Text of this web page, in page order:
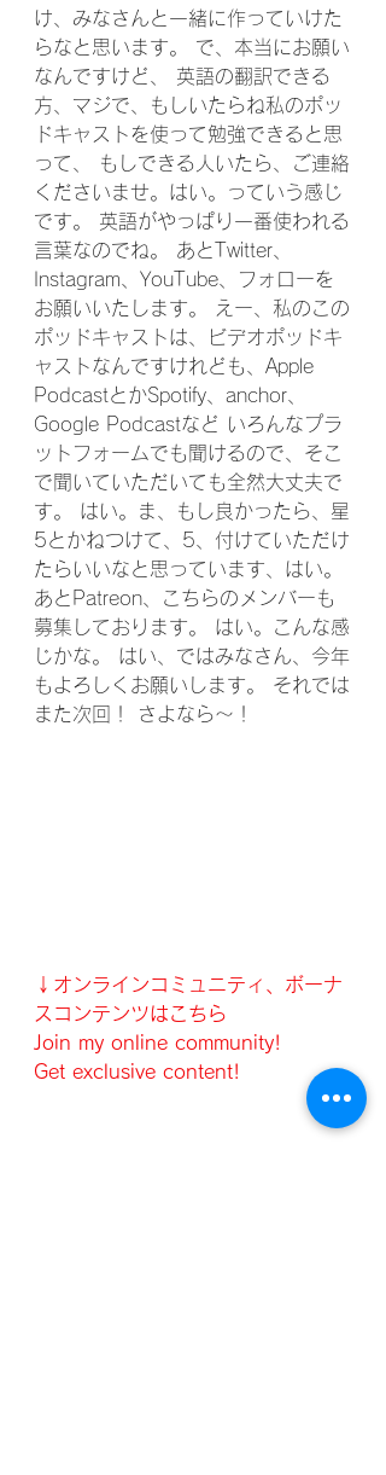
け、みなさんと一緒に作っていけた
らなと思います。 で、本当にお願い
なんですけど、 英語の翻訳できる
方、マジで、もしいたらね私のポッ
ドキャストを使って勉強できると思
って、 もしできる人いたら、ご連絡
くださいませ。はい。っていう感じ
です。 英語がやっぱり一番使われる
言葉なのでね。 あとTwitter、
Instagram、YouTube、フォローを
お願いいたします。 えー、私のこの
ポッドキャストは、ビデオポッドキ
ャストなんですけれども、Apple
PodcastとかSpotify、anchor、
Google Podcastなど いろんなプラ
ットフォームでも聞けるので、そこ
で聞いていただいても全然大丈夫で
す。 はい。ま、もし良かったら、星
5とかねつけて、5、付けていただけ
たらいいなと思っています、はい。
あとPatreon、こちらのメンバーも
募集しております。 はい。こんな感
じかな。 はい、ではみなさん、今年
もよろしくお願いします。 それでは
また次回！ さよなら〜！
↓オンラインコミュニティ、ボーナ
スコンテンツはこちら
Join my online community!
Get exclusive content!